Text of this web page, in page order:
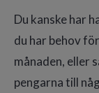
Du kanske har
du har behov
månaden, eller
pengarna till